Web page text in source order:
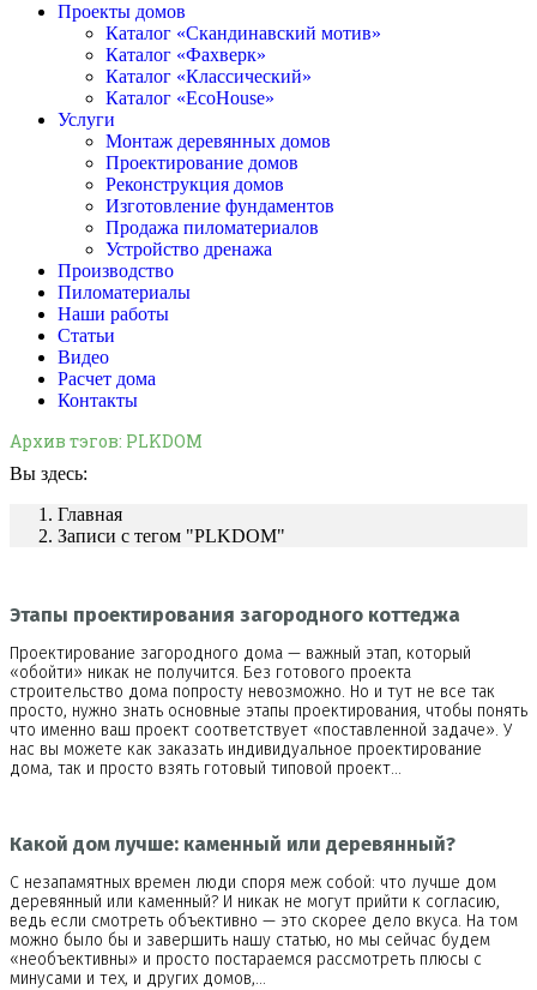
Проекты домов
Каталог «Скандинавский мотив»
Каталог «Фахверк»
Каталог «Классический»
Каталог «EcoHouse»
Услуги
Монтаж деревянных домов
Проектирование домов
Реконструкция домов
Изготовление фундаментов
Продажа пиломатериалов
Устройство дренажа
Производство
Пиломатериалы
Наши работы
Статьи
Видео
Расчет дома
Контакты
Архив тэгов: PLKDOM
Вы здесь:
Главная
Записи с тегом "PLKDOM"
Этапы проектирования загородного коттеджа
Проектирование загородного дома — важный этап, который
«обойти» никак не получится. Без готового проекта
строительство дома попросту невозможно. Но и тут не все так
просто, нужно знать основные этапы проектирования, чтобы понять
что именно ваш проект соответствует «поставленной задаче». У
нас вы можете как заказать индивидуальное проектирование
дома, так и просто взять готовый типовой проект…
Какой дом лучше: каменный или деревянный?
С незапамятных времен люди споря меж собой: что лучше дом
деревянный или каменный? И никак не могут прийти к согласию,
ведь если смотреть объективно — это скорее дело вкуса. На том
можно было бы и завершить нашу статью, но мы сейчас будем
«необъективны» и просто постараемся рассмотреть плюсы с
минусами и тех, и других домов,…